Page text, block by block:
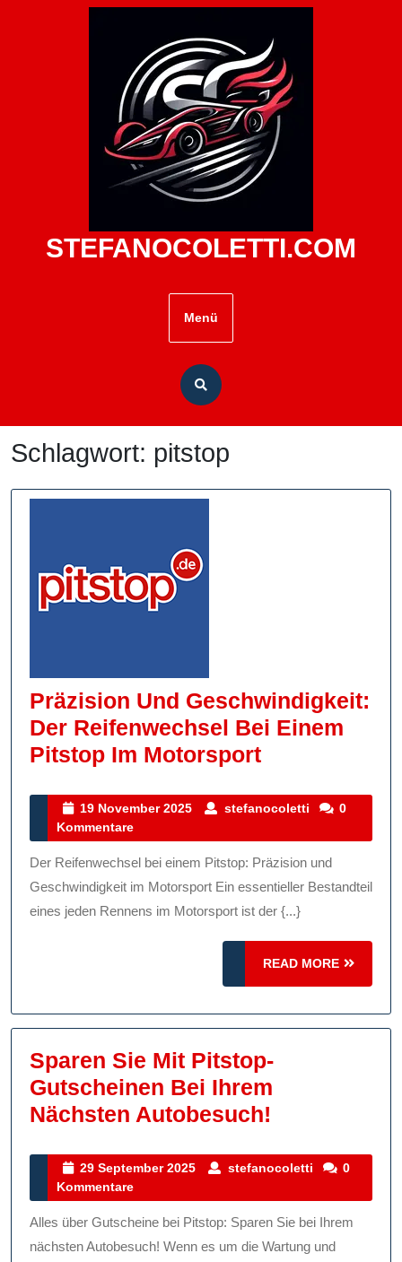
STEFANOCOLETTI.COM
Menü
Schlagwort: pitstop
Präzision Und Geschwindigkeit:
Der Reifenwechsel Bei Einem
Pitstop Im MotorsportPräzision
Bei
Einem
Pitstop
Im
19 November 2025
19
2025
stefanocoletti stefanocoletti
0
Kommentare
Der Reifenwechsel bei einem Pitstop: Präzision und
Geschwindigkeit im Motorsport Ein essentieller Bestandteil
eines jeden Rennens im Motorsport ist der {...}
READ MORE
READ
MORE
Sparen Sie Mit Pitstop-
Gutscheinen Bei Ihrem
Nächsten Autobesuch!
Mit
Bei
29 September 2025
29
2025
stefanocoletti stefanocoletti
0
Kommentare
Alles über Gutscheine bei Pitstop: Sparen Sie bei Ihrem
nächsten Autobesuch! Wenn es um die Wartung und